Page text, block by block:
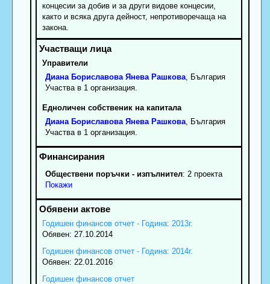
концесии за добив и за други видове концесии,
както и всяка друга дейност, непротиворечаща на
закона.
Управители
Диана Бориславова Янева Рашкова, България
Участва в 1 организация.
Едноличен собственик на капитала
Диана Бориславова Янева Рашкова, България
Участва в 1 организация.
Обществени поръчки - изпълнител: 2 проекта
Покажи
Годишен финансов отчет - Година: 2013г.
Обявен: 27.10.2014
Годишен финансов отчет - Година: 2014г.
Обявен: 22.01.2016
Годишен финансов отчет